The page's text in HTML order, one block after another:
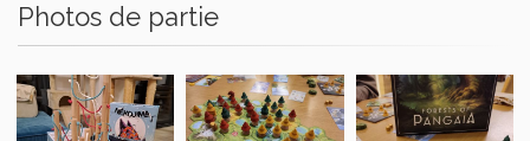
Photos de partie